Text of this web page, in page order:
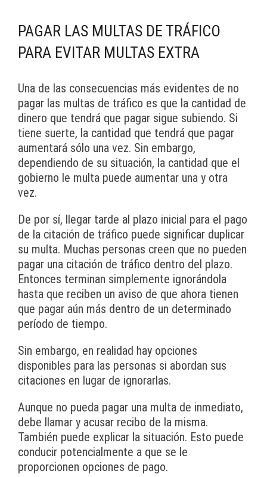
PAGAR LAS MULTAS DE TRÁFICO
PARA EVITAR MULTAS EXTRA
Una de las consecuencias más evidentes de no
pagar las multas de tráfico es que la cantidad de
dinero que tendrá que pagar sigue subiendo. Si
tiene suerte, la cantidad que tendrá que pagar
aumentará sólo una vez. Sin embargo,
dependiendo de su situación, la cantidad que el
gobierno le multa puede aumentar una y otra
vez.
De por sí, llegar tarde al plazo inicial para el pago
de la citación de tráfico puede significar duplicar
su multa. Muchas personas creen que no pueden
pagar una citación de tráfico dentro del plazo.
Entonces terminan simplemente ignorándola
hasta que reciben un aviso de que ahora tienen
que pagar aún más dentro de un determinado
período de tiempo.
Sin embargo, en realidad hay opciones
disponibles para las personas si abordan sus
citaciones en lugar de ignorarlas.
Aunque no pueda pagar una multa de inmediato,
debe llamar y acusar recibo de la misma.
También puede explicar la situación. Esto puede
conducir potencialmente a que se le
proporcionen opciones de pago.